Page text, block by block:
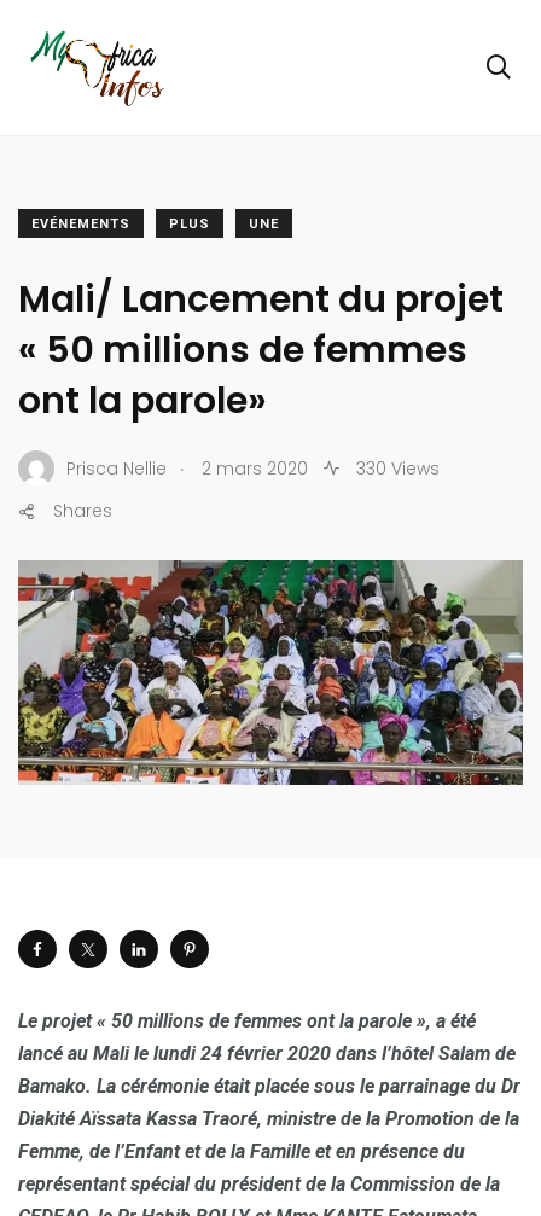
EVÉNEMENTS PLUS UNE
Mali/ Lancement du projet
« 50 millions de femmes
ont la parole»
Prisca Nellie . 2 mars 2020
330 Views
Shares
Le projet « 50 millions de femmes ont la parole », a été
lancé au Mali le lundi 24 février 2020 dans l’hôtel Salam de
Bamako. La cérémonie était placée sous le parrainage du Dr
Diakité Aïssata Kassa Traoré, ministre de la Promotion de la
Femme, de l’Enfant et de la Famille et en présence du
représentant spécial du président de la Commission de la